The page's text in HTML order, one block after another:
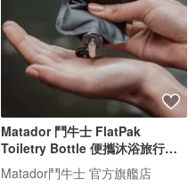
Matador 鬥牛士 FlatPak
Toiletry Bottle 便攜沐浴旅行分
裝瓶
Matador鬥牛士 官方旗艦店